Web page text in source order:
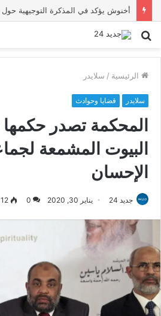
بحث
الرئيسية / سلايدر
سلايدر قضايا وحوادث
المحكمة تصدر
البيوت المشمعة
الإحسان
جديد 24 يناير 30, 2020 0
12